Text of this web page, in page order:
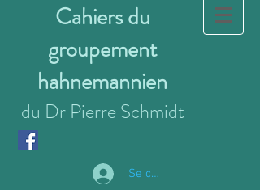
Cahiers du
groupement
hahnemannien
du Dr Pierre Schmidt
Se connecter